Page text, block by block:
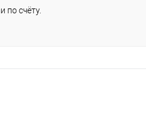
по счёту.